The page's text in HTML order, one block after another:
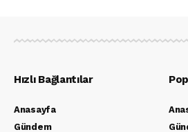
Hızlı Bağlantılar
Anasayfa
Gündem